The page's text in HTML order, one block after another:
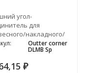
угол-
для
накладного/
черный
Outter corner
DLMB Sp
₽